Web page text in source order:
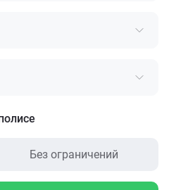
Без ограничений